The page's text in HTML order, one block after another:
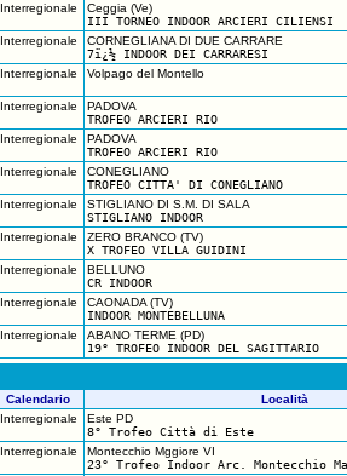
Interregionale
Ceggia (Ve)
III TORNEO INDOOR ARCIERI CILIENSI
Interregionale
CORNEGLIANA DI DUE CARRARE
7ï¿½ INDOOR DEI CARRARESI
Interregionale Volpago del Montello
Interregionale
PADOVA
TROFEO ARCIERI RIO
Interregionale
PADOVA
TROFEO ARCIERI RIO
Interregionale
CONEGLIANO
TROFEO CITTA' DI CONEGLIANO
Interregionale
STIGLIANO DI S.M. DI SALA
STIGLIANO INDOOR
Interregionale
ZERO BRANCO (TV)
X TROFEO VILLA GUIDINI
Interregionale
BELLUNO
CR INDOOR
Interregionale
CAONADA (TV)
INDOOR MONTEBELLUNA
Interregionale
ABANO TERME (PD)
19° TROFEO INDOOR DEL SAGITTARIO
Calendario
Località
Interregionale
Este PD
8° Trofeo Città di Este
Interregionale
Montecchio Mggiore VI
23° Trofeo Indoor Arc. Montecchio